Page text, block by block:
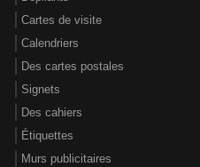
Cartes de visite
Calendriers
Des cartes postales
Signets
Des cahiers
Étiquettes
Murs publicitaires